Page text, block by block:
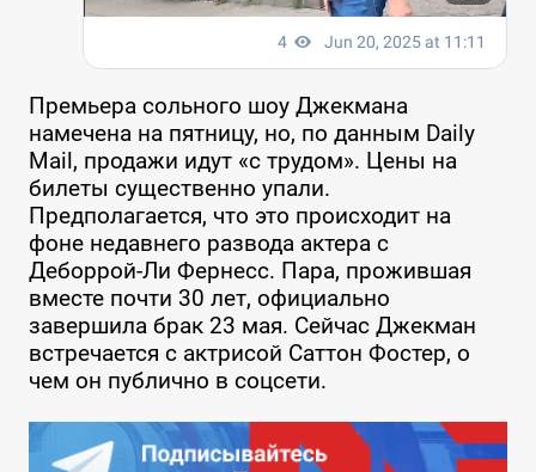
Премьера сольного шоу Джекмана
намечена на пятницу, но, по данным Daily
Mail, продажи идут «с трудом». Цены на
билеты существенно упали.
Предполагается, что это происходит на
фоне недавнего развода актера с
Деборрой-Ли Фернесс. Пара, прожившая
вместе почти 30 лет, официально
завершила брак 23 мая. Сейчас Джекман
встречается с актрисой Саттон Фостер, о
чем он публично в соцсети.